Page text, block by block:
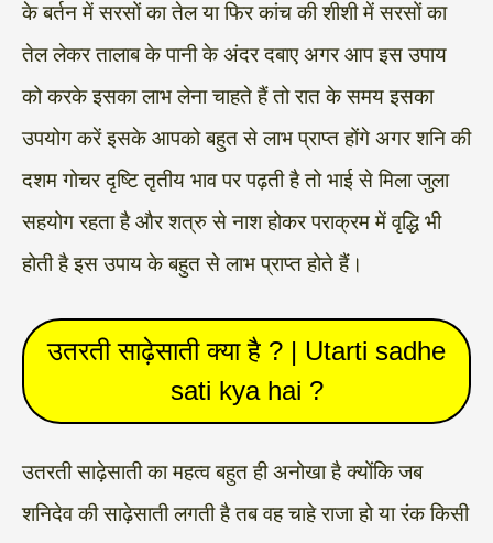
के बर्तन में सरसों का तेल या फिर कांच की शीशी में सरसों का
तेल लेकर तालाब के पानी के अंदर दबाए अगर आप इस उपाय
को करके इसका लाभ लेना चाहते हैं तो रात के समय इसका
उपयोग करें इसके आपको बहुत से लाभ प्राप्त होंगे अगर शनि की
दशम गोचर दृष्टि तृतीय भाव पर पढ़ती है तो भाई से मिला जुला
सहयोग रहता है और शत्रु से नाश होकर पराक्रम में वृद्धि भी
होती है इस उपाय के बहुत से लाभ प्राप्त होते हैं।
उतरती साढ़ेसाती क्या है ? | Utarti sadhe
sati kya hai ?
उतरती साढ़ेसाती का महत्व बहुत ही अनोखा है क्योंकि जब
शनिदेव की साढ़ेसाती लगती है तब वह चाहे राजा हो या रंक किसी